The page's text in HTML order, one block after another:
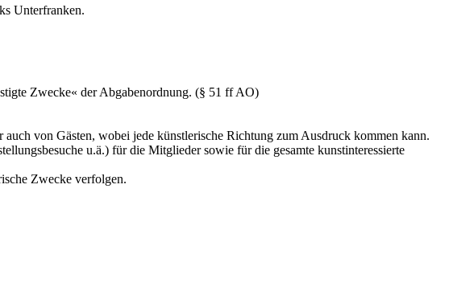
Unterfranken.
Zwecke« der Abgabenordnung. (§ 51 ff AO)
von Gästen, wobei jede künstlerische Richtung zum Ausdruck kommen kann.
u.ä.) für die Mitglieder sowie für die gesamte kunstinteressierte
Zwecke verfolgen.